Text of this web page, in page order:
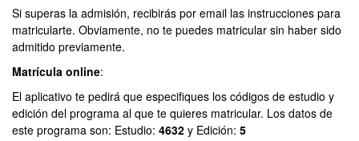
Si superas la admisión, recibirás por email las instrucciones para
matricularte. Obviamente, no te puedes matricular sin haber sido
admitido previamente.
Matrícula online:
El aplicativo te pedirá que especifiques los códigos de estudio y
edición del programa al que te quieres matricular. Los datos de
este programa son: Estudio: 4632 y Edición: 5